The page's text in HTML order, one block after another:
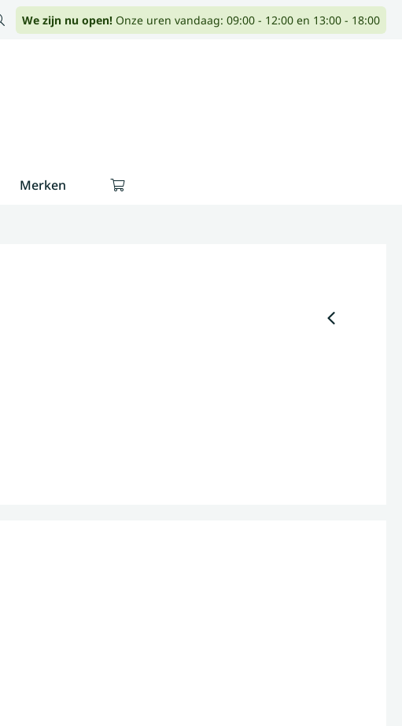
We zijn nu open! Onze uren vandaag: 09:00 - 12:00 en 13:00 - 18:00
Merken